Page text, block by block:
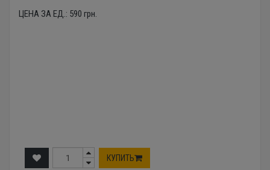
ЦЕНА ЗА ЕД.: 590 грн.
КУПИТЬ